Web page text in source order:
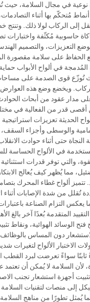
في مجال السلامة، حيث
مُتحكّم بها أثناء
إلى الركاب لولا ذلك. وتنتج
حاسوبية مُكثّفة واختبارات
التعزيزات، والتصميم
الحفاظ على سلامة مقصورة
في ألواح الأبواب
تُوزّع قوى الصدمة على
ويخضع وضع هذه العوارض
مدار عقود من أبحاث
أقصى قدر من الفعالية في
الحديثة تعزيزات
والوسطى وأجزاء
حتى أثناء حوادث
في الألواح الحساسة
والتي توفر قدرات
مما يُظهر كيف يُعالج
تتميز ألواح غطاء المحرك
من شدة الإصابات أثناء
يعكس التزام الصناعة
المتقدمة بُعدًا آخر بالغ
الوسائد الهوائية، ونقاط
دون المساس بالوظائف
الاختبار الألواح لتغيرات
ثابتًا سواءً تعرضت لبرد القطب
لأن السلامة لا يُمكن أن
أجهزة استشعار تجنب
إلى منصات لتقنيات
يُمثل تطورًا من مناهج السلامة